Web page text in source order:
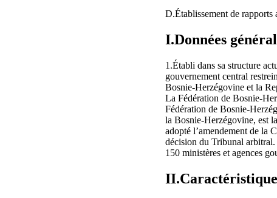
D.Établissement de
I.Données
1.Établi dans sa structure
gouvernement central
Bosnie-Herzégovine et la
La Fédération de Bosnie-
Fédération de Bosnie-
la Bosnie-Herzégovine, est
adopté l’amendement de la
décision du Tribunal
150 ministères et agences